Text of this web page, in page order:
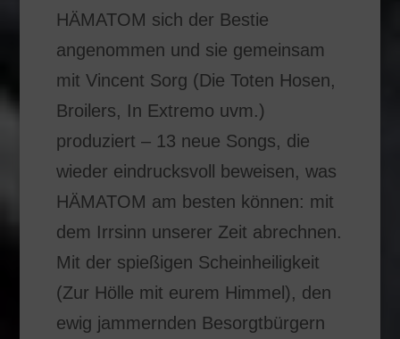
HÄMATOM sich der Bestie
angenommen und sie gemeinsam
mit Vincent Sorg (Die Toten Hosen,
Broilers, In Extremo uvm.)
produziert – 13 neue Songs, die
wieder eindrucksvoll beweisen, was
HÄMATOM am besten können: mit
dem Irrsinn unserer Zeit abrechnen.
Mit der spießigen Scheinheiligkeit
(Zur Hölle mit eurem Himmel), den
ewig jammernden Besorgtbürgern